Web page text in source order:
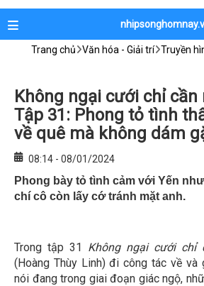
Trang chủ Văn hóa - Giải trí Truyền
Không ngại cưới chỉ cần
Tập 31: Phong tỏ tình
về quê mà không dám
08:14 - 08/01/2024
Phong bày tỏ tình cảm với Yến
chí cô còn lấy cớ tránh mặt anh.
Trong tập 31 Không ngại cưới chỉ
(Hoàng Thùy Linh) đi công tác về và
nói đang trong giai đoạn giác ngộ,